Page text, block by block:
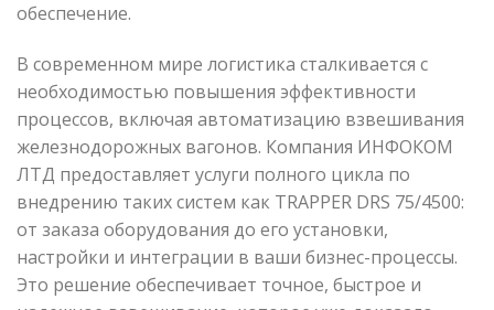
обеспечение.
В современном мире логистика сталкивается с
необходимостью повышения эффективности
процессов, включая автоматизацию взвешивания
железнодорожных вагонов. Компания ИНФОКОМ
ЛТД предоставляет услуги полного цикла по
внедрению таких систем как TRAPPER DRS 75/4500:
от заказа оборудования до его установки,
настройки и интеграции в ваши бизнес-процессы.
Это решение обеспечивает точное, быстрое и